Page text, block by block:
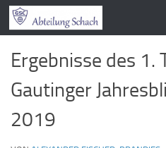
Zum Inhalt springen
Ergebnisse des 1.
Gautinger
2019